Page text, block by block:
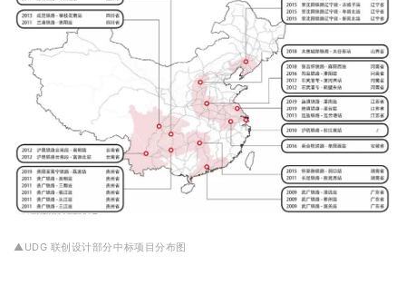
▲UDG 联创设计部分中标项目分布图